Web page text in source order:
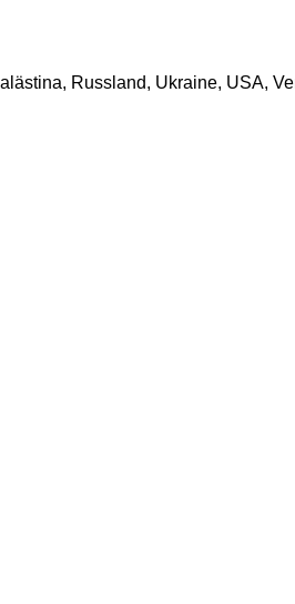
, Russland, Ukraine, USA,